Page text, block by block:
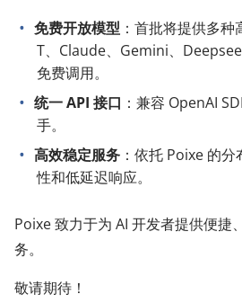
免费开放模型 ：​首批将提供多
T、Claude、Gemini、
免费调用。
统一 API 接口 ：​兼容 OpenAI
手。
高效稳定服务：​依托 Poixe 的分
性和低延迟响应。​
Poixe 致力于为 AI 开发者提供便捷
务。​
敬请期待！